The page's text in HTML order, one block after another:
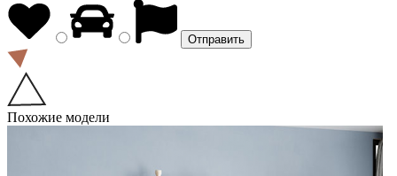
Похожие модели